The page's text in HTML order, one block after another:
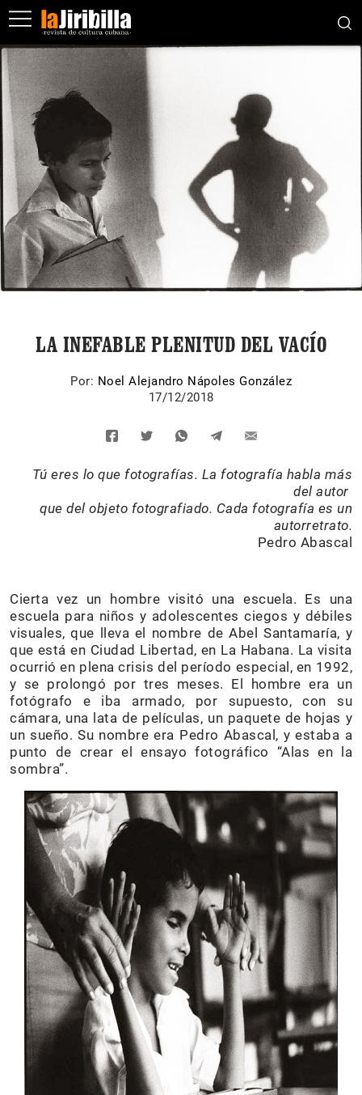
LA INEFABLE PLENITUD DEL VACÍO
Por: Noel Alejandro Nápoles González
17/12/2018
Tú eres lo que fotografías. La fotografía habla más
del autor
que del objeto fotografiado. Cada fotografía es un
autorretrato.
Pedro Abascal
Cierta vez un hombre visitó una escuela. Es una
escuela para niños y adolescentes ciegos y débiles
visuales, que lleva el nombre de Abel Santamaría, y
que está en Ciudad Libertad, en La Habana. La visita
ocurrió en plena crisis del período especial, en 1992,
y se prolongó por tres meses. El hombre era un
fotógrafo e iba armado, por supuesto, con su
cámara, una lata de películas, un paquete de hojas y
un sueño. Su nombre era Pedro Abascal, y estaba a
punto de crear el ensayo fotográfico “Alas en la
sombra”.